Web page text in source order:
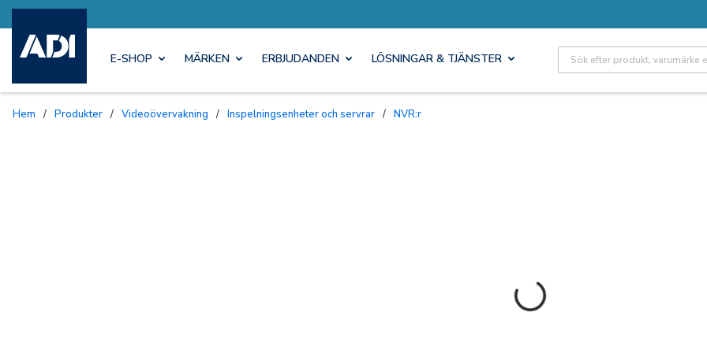
E-SHOP MÄRKEN ERBJUDANDEN LÖSNINGAR & TJÄNSTER Site Search
Hem / Produkter / Videoövervakning / Inspelningsenheter och servrar / NVR:r